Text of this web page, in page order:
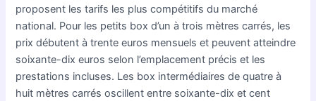
proposent les tarifs les plus compétitifs du marché
national. Pour les petits box d’un à trois mètres carrés, les
prix débutent à trente euros mensuels et peuvent atteindre
soixante-dix euros selon l’emplacement précis et les
prestations incluses. Les box intermédiaires de quatre à
huit mètres carrés oscillent entre soixante-dix et cent